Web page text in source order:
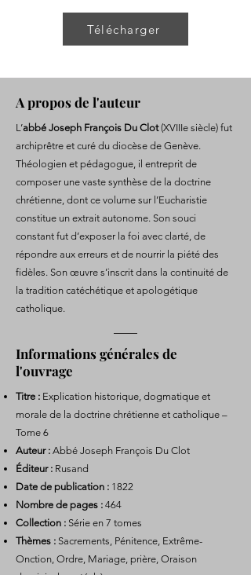
Télécharger
A propos de l'auteur
L’abbé Joseph François Du Clot(XVIIIe siècle) fut
archiprêtre et curé du diocèse de Genève.
Théologien et pédagogue, il entreprit de
composer une vaste synthèse de la doctrine
chrétienne, dont ce volume sur l’Eucharistie
constitue un extrait autonome. Son souci
constant fut d’exposer la foi avec clarté, de
répondre aux erreurs et de nourrir la piété des
fidèles. Son œuvre s’inscrit dans la continuité de
la tradition catéchétique et apologétique
catholique.
Informations générales de
l'ouvrage
Titre : Explication historique, dogmatique et
morale de la doctrine chrétienne et catholique –
Tome 6
Auteur : Abbé Joseph François Du Clot
Éditeur : Rusand
Date de publication : 1822
Nombre de pages : 464
Collection : Série en 7 tomes
Thèmes : Sacrements, Pénitence, Extrême-
Onction, Ordre, Mariage, prière, Oraison